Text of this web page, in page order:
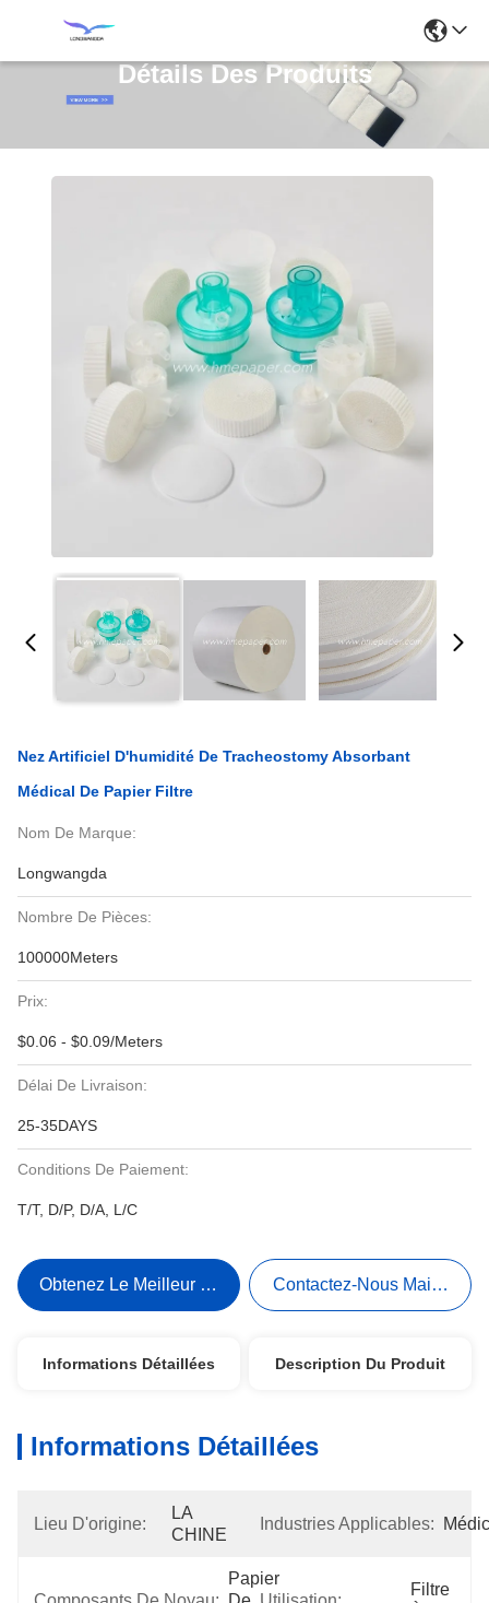
Détails Des Produits
Nez Artificiel D'humidité De Tracheostomy Absorbant
Médical De Papier Filtre
Nom De Marque:
Longwangda
Nombre De Pièces:
100000Meters
Prix:
$0.06 - $0.09/Meters
Délai De Livraison:
25-35DAYS
Conditions De Paiement:
T/T, D/P, D/A, L/C
Obtenez Le Meilleur Prix Contactez-Nous Maintenant
Informations Détaillées Description Du Produit
Informations Détaillées
Lieu D'origine:
LA
CHINE
Industries Applicables:
Papier
Filtre